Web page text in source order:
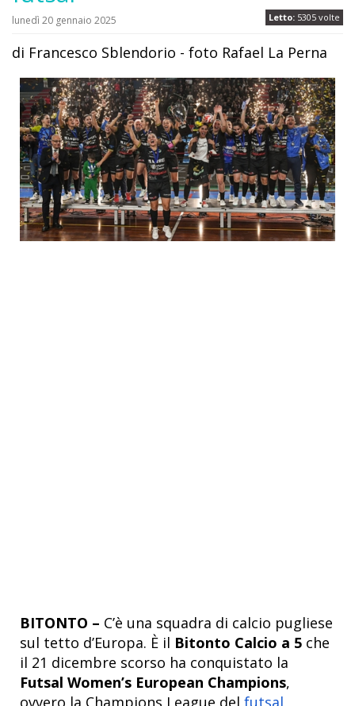
Letto: 5305 volte
lunedì 20 gennaio 2025
di Francesco Sblendorio - foto Rafael La Perna
BITONTO – C’è una squadra di calcio pugliese
sul tetto d’Europa. È il Bitonto Calcio a 5 che
il 21 dicembre scorso ha conquistato la
Futsal Women’s European Champions,
ovvero la Champions League del futsal